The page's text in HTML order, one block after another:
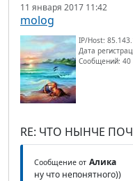
11 января 2017 11:42
molog
IP/Host:
Дата
Сообщений: 40
RE: ЧТО НЫНЧЕ
Сообщение от Алика
ну что непонятного))